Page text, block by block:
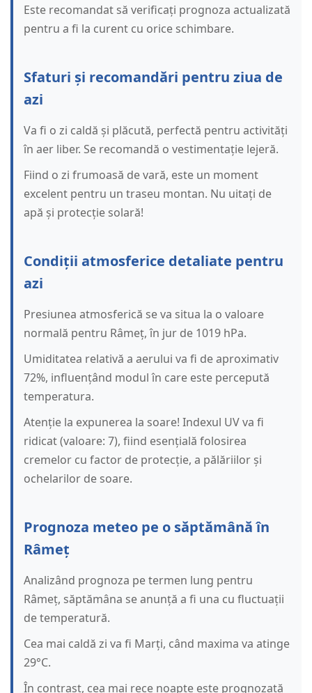
Este recomandat să verificați prognoza actualizată
pentru a fi la curent cu orice schimbare.
Sfaturi și recomandări pentru ziua de
azi
Va fi o zi caldă și plăcută, perfectă pentru activități
în aer liber. Se recomandă o vestimentație lejeră.
Fiind o zi frumoasă de vară, este un moment
excelent pentru un traseu montan. Nu uitați de
apă și protecție solară!
Condiții atmosferice detaliate pentru
azi
Presiunea atmosferică se va situa la o valoare
normală pentru Râmeț, în jur de 1019 hPa.
Umiditatea relativă a aerului va fi de aproximativ
72%, influențând modul în care este percepută
temperatura.
Atenție la expunerea la soare! Indexul UV va fi
ridicat (valoare: 7), fiind esențială folosirea
cremelor cu factor de protecție, a pălăriilor și
ochelarilor de soare.
Prognoza meteo pe o săptămână în
Râmeț
Analizând prognoza pe termen lung pentru
Râmeț, săptămâna se anunță a fi una cu fluctuații
de temperatură.
Cea mai caldă zi va fi Marți, când maxima va atinge
29°C.
În contrast, cea mai rece noapte este prognozată